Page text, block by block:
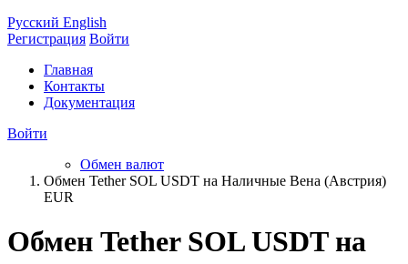
Русский English
Регистрация Войти
Главная
Контакты
Документация
Войти
Обмен валют
Обмен Tether SOL USDT на Наличные Вена (Австрия)
EUR
Обмен Tether SOL USDT на